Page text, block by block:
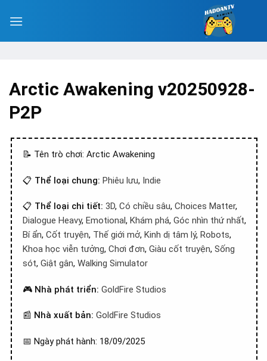
Arctic Awakening v20250928-
P2P
📝 Tên trò chơi: Arctic Awakening
📋 Thể loại chung: Phiêu lưu, Indie
📋 Thể loại chi tiết: 3D, Có chiều sâu, Choices Matter,
Dialogue Heavy, Emotional, Khám phá, Góc nhìn thứ nhất,
Bí ẩn, Cốt truyện, Thế giới mở, Kinh dị tâm lý, Robots,
Khoa học viễn tưởng, Chơi đơn, Giàu cốt truyện, Sống
sót, Giật gân, Walking Simulator
🎮 Nhà phát triển: GoldFire Studios
📰 Nhà xuất bản: GoldFire Studios
📅 Ngày phát hành: 18/09/2025